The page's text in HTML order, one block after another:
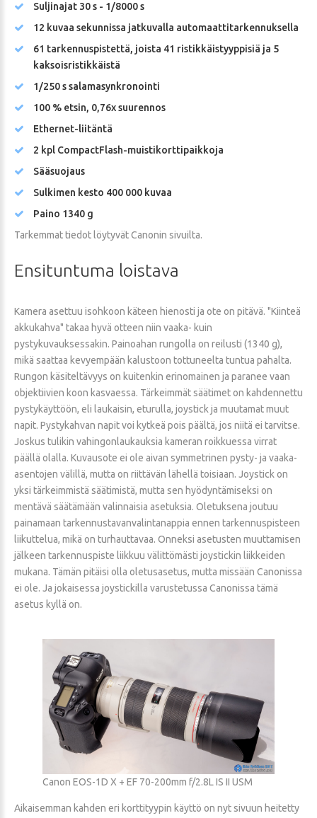
Suljinajat 30 s - 1/8000 s
12 kuvaa sekunnissa jatkuvalla automaattitarkennuksella
61 tarkennuspistettä, joista 41 ristikkäistyyppisiä ja 5
kaksoisristikkäistä
1/250 s salamasynkronointi
100 % etsin, 0,76x suurennos
Ethernet-liitäntä
2 kpl CompactFlash-muistikorttipaikkoja
Sääsuojaus
Sulkimen kesto 400 000 kuvaa
Paino 1340 g
Tarkemmat tiedot löytyvät Canonin sivuilta.
Ensituntuma loistava
Kamera asettuu isohkoon käteen hienosti ja ote on pitävä. "Kiinteä
akkukahva" takaa hyvä otteen niin vaaka- kuin
pystykuvauksessakin. Painoahan rungolla on reilusti (1340 g),
mikä saattaa kevyempään kalustoon tottuneelta tuntua pahalta.
Rungon käsiteltävyys on kuitenkin erinomainen ja paranee vaan
objektiivien koon kasvaessa. Tärkeimmät säätimet on kahdennettu
pystykäyttöön, eli laukaisin, eturulla, joystick ja muutamat muut
napit. Pystykahvan napit voi kytkeä pois päältä, jos niitä ei tarvitse.
Joskus tulikin vahingonlaukauksia kameran roikkuessa virrat
päällä olalla. Kuvausote ei ole aivan symmetrinen pysty- ja vaaka-
asentojen välillä, mutta on riittävän lähellä toisiaan. Joystick on
yksi tärkeimmistä säätimistä, mutta sen hyödyntämiseksi on
mentävä säätämään valinnaisia asetuksia. Oletuksena joutuu
painamaan tarkennustavanvalintanappia ennen tarkennuspisteen
liikuttelua, mikä on turhauttavaa. Onneksi asetusten muuttamisen
jälkeen tarkennuspiste liikkuu välittömästi joystickin liikkeiden
mukana. Tämän pitäisi olla oletusasetus, mutta missään Canonissa
ei ole. Ja jokaisessa joystickilla varustetussa Canonissa tämä
asetus kyllä on.
Canon EOS-1D X + EF 70-200mm f/2.8L IS II USM
Aikaisemman kahden eri korttityypin käyttö on nyt sivuun heitetty